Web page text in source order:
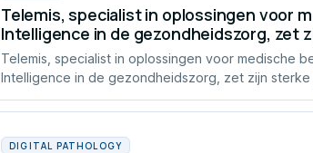
Telemis, specialist in oplossingen voor
Intelligence in de gezondheidszorg, zet
Telemis, specialist in oplossingen voor medische
Intelligence in de gezondheidszorg, zet zijn
DIGITAL PATHOLOGY